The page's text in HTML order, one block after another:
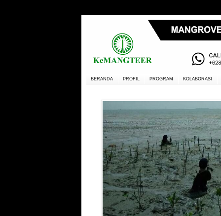
BERANDA PROFIL PROGRAM KOLABORASI